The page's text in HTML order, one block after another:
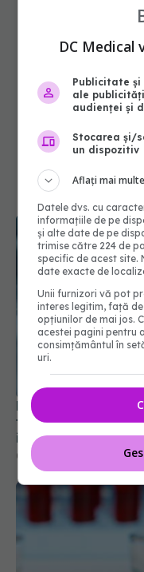
Pacienții ar putea
tratamente.
important
04 aug 2026, 12:30
DC Medical
Publicitate și
ale
audienței și
Stocarea și/
un dispozitiv
Aflați mai multe
Datele dvs. cu
informațiile de pe
și alte date de pe
trimise către 224 de
specific de acest site.
date exacte de
Unii furnizori vă pot
interes legitim, față
opțiunilor de mai jos.
acestei pagini pentru
consimțământul în
uri.